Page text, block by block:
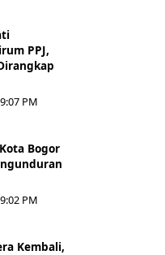
PPJ,
PM
Bogor
PM
Kembali,